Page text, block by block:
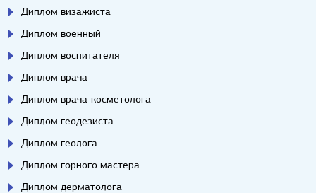
Диплом визажиста
Диплом военный
Диплом воспитателя
Диплом врача
Диплом врача-косметолога
Диплом геодезиста
Диплом геолога
Диплом горного мастера
Диплом дерматолога